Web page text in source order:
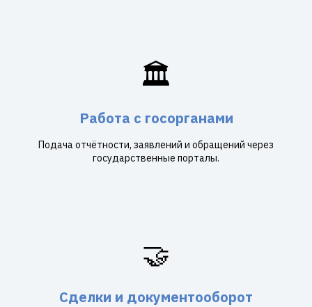
🏛️
Работа с госорганами
Подача отчётности, заявлений и обращений через
государственные порталы.
🤝
Сделки и документооборот